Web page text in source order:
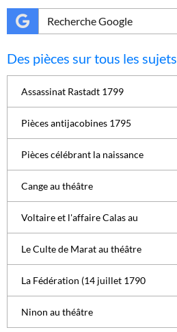
Des pièces sur tous les sujets
Assassinat Rastadt 1799
Pièces antijacobines 1795
Pièces célébrant la naissance
Cange au théâtre
Voltaire et l'affaire Calas au
Le Culte de Marat au théâtre
La Fédération (14 juillet 1790
Ninon au théâtre